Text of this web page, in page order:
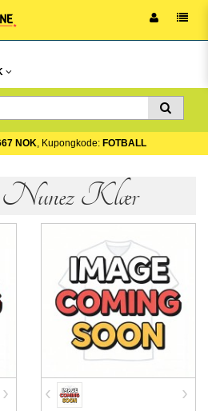
NOK, Kupongkode: FOTBALL
Nunez Klær